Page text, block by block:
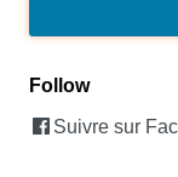
Follow
Suivre sur